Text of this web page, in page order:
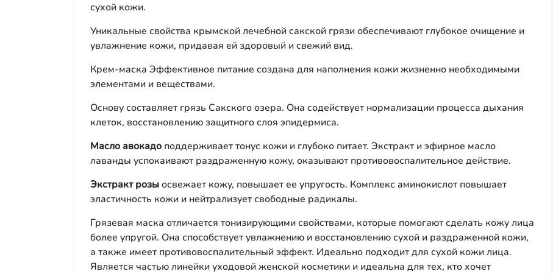
сухой кожи.
Уникальные свойства крымской лечебной сакской грязи обеспечивают глубокое очищение и
увлажнение кожи, придавая ей здоровый и свежий вид.
Крем-маска Эффективное питание создана для наполнения кожи жизненно необходимыми
элементами и веществами.
Основу составляет грязь Сакского озера. Она содействует нормализации процесса дыхания
клеток, восстановлению защитного слоя эпидермиса.
Масло авокадо поддерживает тонус кожи и глубоко питает. Экстракт и эфирное масло
лаванды успокаивают раздраженную кожу, оказывают противовоспалительное действие.
Экстракт розыосвежает кожу, повышает ее упругость. Комплекс аминокислот повышает
эластичность кожи и нейтрализует свободные радикалы.
Грязевая маска отличается тонизирующими свойствами, которые помогают сделать кожу лица
более упругой. Она способствует увлажнению и восстановлению сухой и раздраженной кожи,
а также имеет противовоспалительный эффект. Идеально подходит для сухой кожи лица.
Является частью линейки уходовой женской косметики и идеальна для тех, кто хочет